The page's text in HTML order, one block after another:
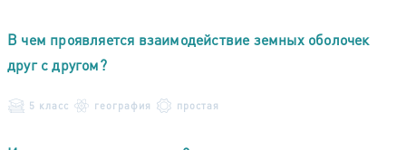
В чем проявляется взаимодействие земных оболочек
друг с другом?
5 класс география простая